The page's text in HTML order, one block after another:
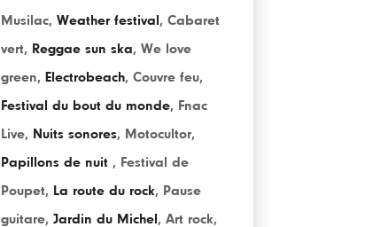
Musilac, Weather festival , Cabaret
vert, Reggae sun ska, We love
green, Electrobeach, Couvre feu,
Festival du bout du monde, Fnac
Live, Nuits sonores, Motocultor,
Papillons de nuit , Festival de
Poupet, La route du rock, Pause
guitare, Jardin du Michel , Art rock,